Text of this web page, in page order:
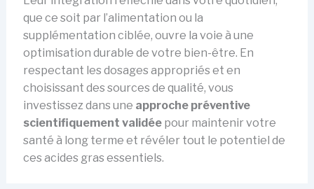
que ce soit par l’alimentation ou la
supplémentation ciblée, ouvre la voie à une
optimisation durable de votre bien-être. En
respectant les dosages appropriés et en
choisissant des sources de qualité, vous
investissez dans une approche préventive
scientifiquement validéepour maintenir votre
santé à long terme et révéler tout le potentiel de
ces acides gras essentiels.